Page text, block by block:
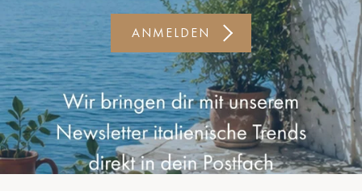
Münster
Oldenburg
Potsdam
Rostock
ANMELDEN